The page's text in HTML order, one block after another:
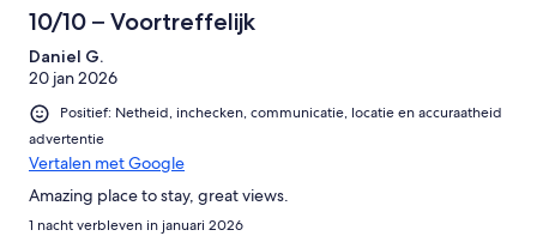
10/10 – Voortreffelijk
Daniel G.
20 jan 2026
Positief: Netheid, inchecken, communicatie, locatie en accuraatheid
advertentie
Vertalen met Google
Amazing place to stay, great views.
1 nacht verbleven in januari 2026